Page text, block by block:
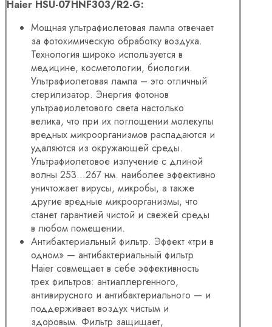
Haier HSU-07HNF303/R2-G:
Мощная ультрафиолетовая лампа отвечает
за фотохимическую обработку воздуха.
Технология широко используется в
медицине, косметологии, биологии.
Ультрафиолетовая лампа – это отличный
стерилизатор. Энергия фотонов
ультрафиолетового света настолько
велика, что при их поглощении молекулы
вредных микроорганизмов распадаются и
удаляются из окружающей среды.
Ультрафиолетовое излучение с длиной
волны 253…267 нм. наиболее эффективно
уничтожает вирусы, микробы, а также
другие вредные микроорганизмы, что
станет гарантией чистой и свежей среды
в любом помещении.
Антибактериальный фильтр. Эффект «три в
одном» — антибактериальный фильтр
Haier совмещает в себе эффективность
трех фильтров: антиаллергенного,
антивирусного и антибактериального — и
поддерживает воздух чистым и
здоровым. Фильтр защищает,